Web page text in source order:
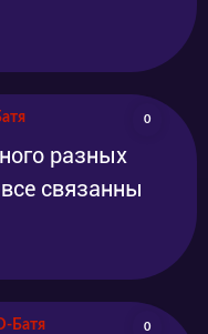
0
разных
связанны
Батя 0